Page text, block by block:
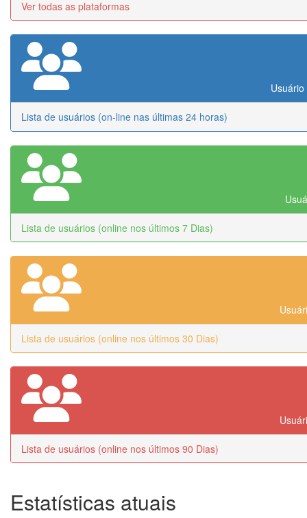
Ver todas as plataformas
Lista de usuários (on-line nas últimas 24 horas)
Lista de usuários (online nos últimos 7 Dias)
Lista de usuários (online nos últimos 30 Dias)
Lista de usuários (online nos últimos 90 Dias)
Estatísticas atuais